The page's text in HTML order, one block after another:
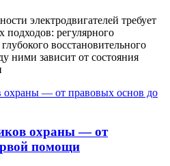
электродвигателей требует
регулярного
восстановительного
ними зависит от состояния
охраны — от
помощи